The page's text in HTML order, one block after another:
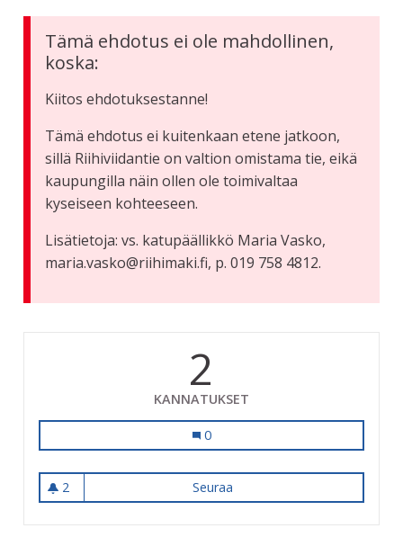
Tämä ehdotus ei ole mahdollinen,
koska:
Kiitos ehdotuksestanne!
Tämä ehdotus ei kuitenkaan etene jatkoon,
sillä Riihiviidantie on valtion omistama tie, eikä
kaupungilla näin ollen ole toimivaltaa
kyseiseen kohteeseen.
Lisätietoja: vs. katupäällikkö Maria Vasko,
maria.vasko@riihimaki.fi, p. 019 758 4812.
2
KANNATUKSET
Jalkakäytävä Riihiviidantien varteen.
0
2
2 seuraajaa
Seuraa